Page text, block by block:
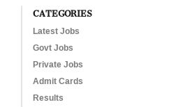
CATEGORIES
Latest Jobs
Govt Jobs
Private Jobs
Admit Cards
Results